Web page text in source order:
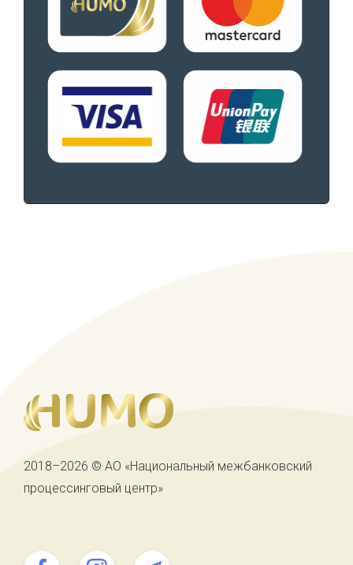
2018–2026 © АО «Национальный межбанковский
процессинговый центр»